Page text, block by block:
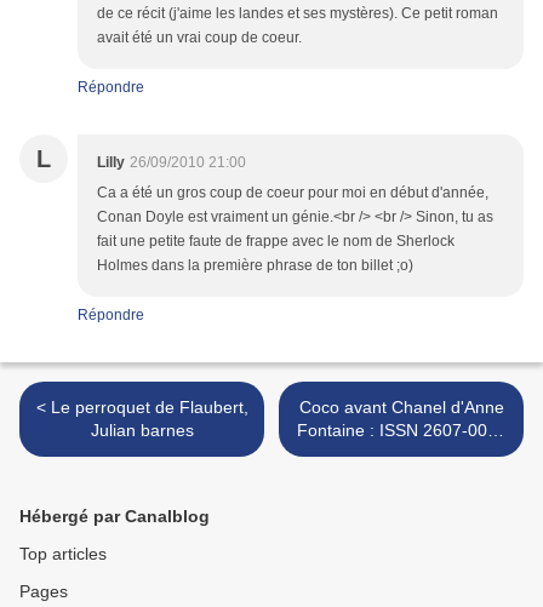
de ce récit (j'aime les landes et ses mystères). Ce petit roman
avait été un vrai coup de coeur.
Répondre
L Lilly 26/09/2010 21:00
Ca a été un gros coup de coeur pour moi en début d'année,
Conan Doyle est vraiment un génie.<br /> <br /> Sinon, tu as
fait une petite faute de frappe avec le nom de Sherlock
Holmes dans la première phrase de ton billet ;o)
Répondre
< Le perroquet de Flaubert,
Julian barnes
Coco avant Chanel d'Anne
Fontaine : ISSN 2607-0006
>
Hébergé par Canalblog
Top articles
Pages